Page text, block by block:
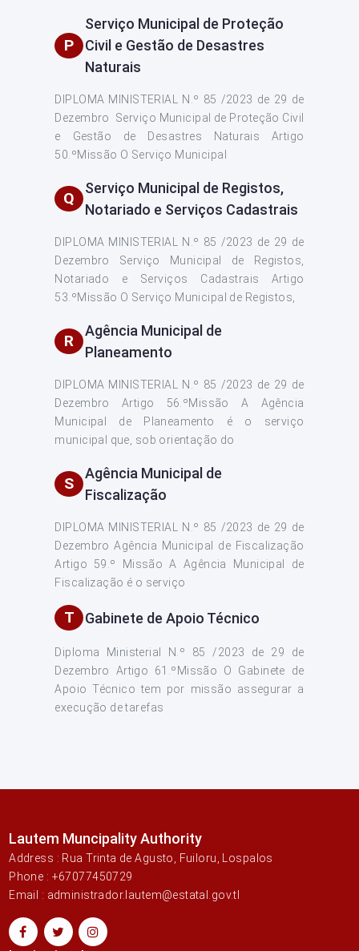
P
Serviço Municipal de Proteção
Civil e Gestão de Desastres
Naturais
DIPLOMA MINISTERIAL N.º 85 /2023 de 29 de
Dezembro Serviço Municipal de Proteção Civil
e Gestão de Desastres Naturais Artigo
50.ºMissão O Serviço Municipal
Q
Serviço Municipal de Registos,
Notariado e Serviços Cadastrais
DIPLOMA MINISTERIAL N.º 85 /2023 de 29 de
Dezembro Serviço Municipal de Registos,
Notariado e Serviços Cadastrais Artigo
53.ºMissão O Serviço Municipal de Registos,
R
Agência Municipal de
Planeamento
DIPLOMA MINISTERIAL N.º 85 /2023 de 29 de
Dezembro Artigo 56.ºMissão A Agência
Municipal de Planeamento é o serviço
municipal que, sob orientação do
S
Agência Municipal de
Fiscalização
DIPLOMA MINISTERIAL N.º 85 /2023 de 29 de
Dezembro Agência Municipal de Fiscalização
Artigo 59.º Missão A Agência Municipal de
Fiscalização é o serviço
T Gabinete de Apoio Técnico
Diploma Ministerial N.º 85 /2023 de 29 de
Dezembro Artigo 61.ºMissão O Gabinete de
Apoio Técnico tem por missão assegurar a
execução de tarefas
Lautem Muncipality Authority
Address : Rua Trinta de Agusto, Fuiloru, Lospalos
Phone : +67077450729
Email : administrador.lautem@estatal.gov.tl